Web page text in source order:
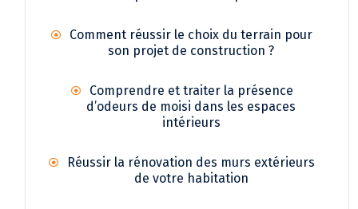
Comment réussir le choix du terrain pour
son projet de construction ?
Comprendre et traiter la présence
d’odeurs de moisi dans les espaces
intérieurs
Réussir la rénovation des murs extérieurs
de votre habitation